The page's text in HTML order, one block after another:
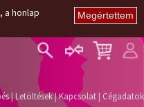
a honlap
Belépés
Regisztráció
| Letöltések|Kapcsolat | Cégadatok